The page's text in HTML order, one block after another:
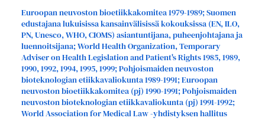
Euroopan neuvoston bioetiikkakomitea 1979-1989; Suomen
edustajana lukuisissa kansainvälisissä kokouksissa (EN, ILO,
PN, Unesco, WHO, CIOMS) asiantuntijana, puheenjohtajana ja
luennoitsijana; World Health Organization, Temporary
Adviser on Health Legislation and Patient's Rights 1985, 1989,
1990, 1992, 1994, 1995, 1999; Pohjoismaiden neuvoston
bioteknologian etiikkavaliokunta 1989-1991; Euroopan
neuvoston bioetiikkakomitea (pj) 1990-1991; Pohjoismaiden
neuvoston bioteknologian etiikkavaliokunta (pj) 1991-1992;
World Association for Medical Law -yhdistyksen hallitus